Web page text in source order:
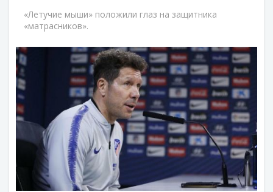
«Летучие мыши» положили глаз на защитника
«матрасников».